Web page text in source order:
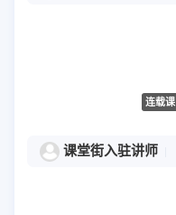
连载课
课堂街入驻讲师